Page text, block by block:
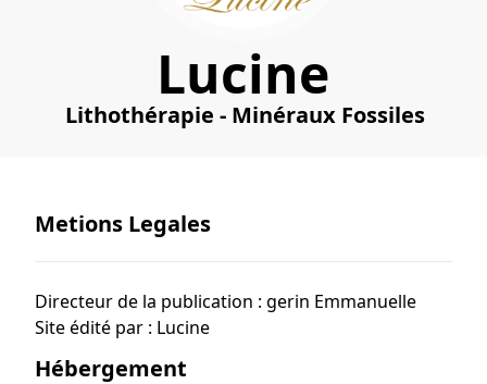
Lucine
Lithothérapie - Minéraux Fossiles
Metions Legales
Directeur de la publication : gerin Emmanuelle
Site édité par : Lucine
Hébergement